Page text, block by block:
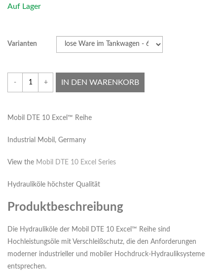
Auf Lager
Varianten
- + IN DEN WARENKORB
Mobil DTE 10 Excel™ Reihe
Industrial Mobil, Germany
View the Mobil DTE 10 Excel Series
Hydrauliköle höchster Qualität
Produktbeschreibung
Die Hydrauliköle der Mobil DTE 10 Excel™ Reihe sind
Hochleistungsöle mit Verschleißschutz, die den Anforderungen
moderner industrieller und mobiler Hochdruck-Hydrauliksysteme
entsprechen.